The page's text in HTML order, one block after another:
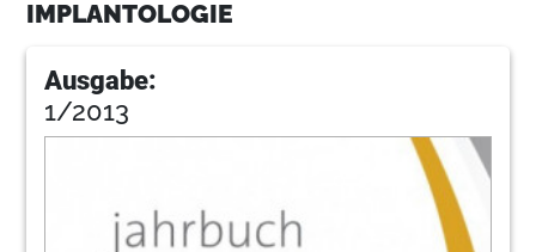
IMPLANTOLOGIE
Ausgabe:
1/2013